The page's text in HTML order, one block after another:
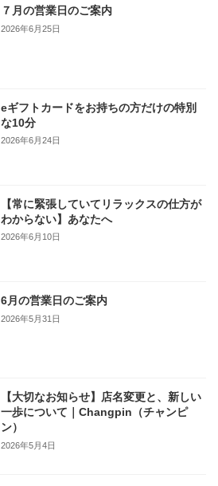
７月の営業日のご案内
2026年6月25日
eギフトカードをお持ちの方だけの特別
な10分
2026年6月24日
【常に緊張していてリラックスの仕方が
わからない】あなたへ
2026年6月10日
6月の営業日のご案内
2026年5月31日
【大切なお知らせ】店名変更と、新しい
一歩について｜Changpin（チャンピ
ン）
2026年5月4日